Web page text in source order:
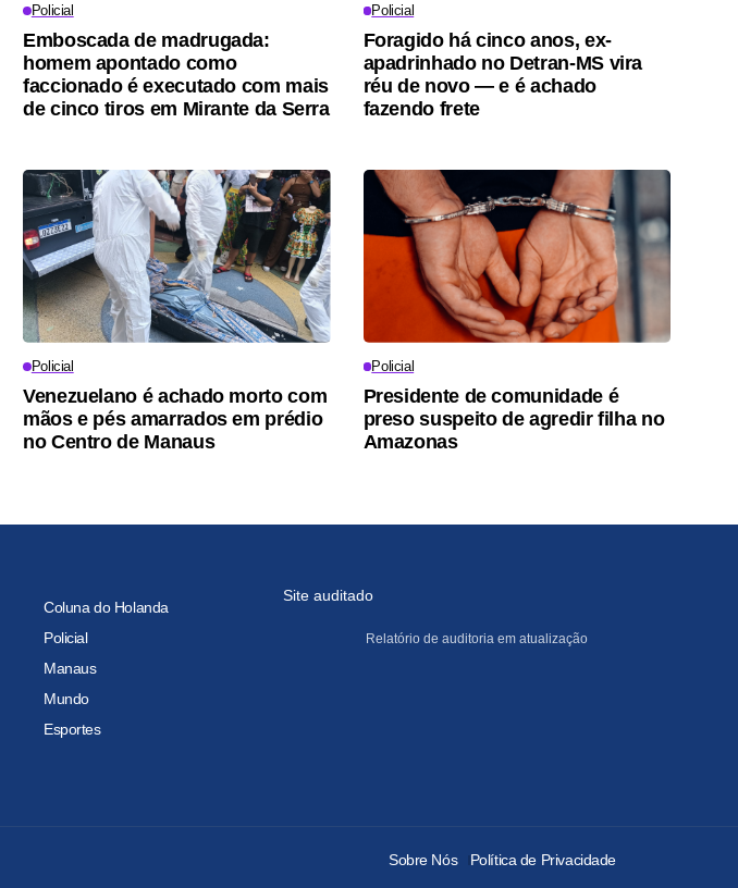
Policial
Emboscada de madrugada:
homem apontado como
faccionado é executado com mais
de cinco tiros em Mirante da Serra
Policial
Foragido há cinco anos, ex-
apadrinhado no Detran-MS vira
réu de novo — e é achado
fazendo frete
Policial
Venezuelano é achado morto com
mãos e pés amarrados em prédio
no Centro de Manaus
Policial
Presidente de comunidade é
preso suspeito de agredir filha no
Amazonas
Coluna do Holanda
Policial
Manaus
Mundo
Esportes
Site auditado
Relatório de auditoria em atualização
Sobre Nós Política de Privacidade